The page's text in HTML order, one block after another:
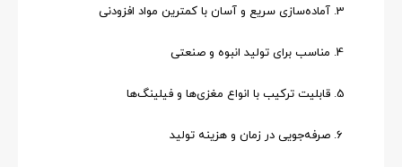
آماده‌سازی سریع و آسان با کمترین مواد افزودنی
مناسب برای تولید انبوه و صنعتی
قابلیت ترکیب با انواع مغزی‌ها و فیلینگ‌ها
صرفه‌جویی در زمان و هزینه تولید